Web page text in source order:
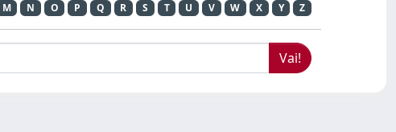
M N O P Q R S T U V W X Y Z